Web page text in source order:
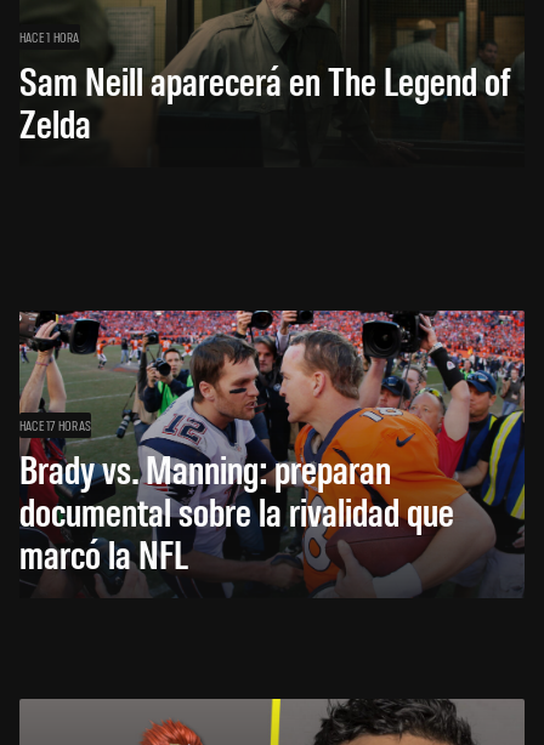
HACE 1 HORA
Sam Neill aparecerá en The Legend of
Zelda
HACE 17 HORAS
Brady vs. Manning: preparan
documental sobre la rivalidad que
marcó la NFL